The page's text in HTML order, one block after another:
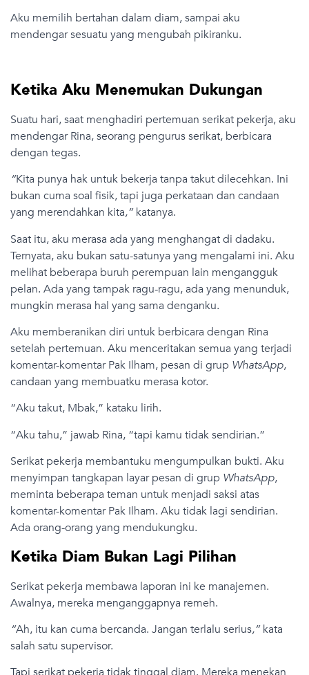
Aku memilih bertahan dalam diam, sampai aku
mendengar sesuatu yang mengubah pikiranku.
Ketika Aku Menemukan Dukungan
Suatu hari, saat menghadiri pertemuan serikat pekerja, aku
mendengar Rina, seorang pengurus serikat, berbicara
dengan tegas.
“Kita punya hak untuk bekerja tanpa takut dilecehkan. Ini
bukan cuma soal fisik, tapi juga perkataan dan candaan
yang merendahkan kita,”katanya.
Saat itu, aku merasa ada yang menghangat di dadaku.
Ternyata, aku bukan satu-satunya yang mengalami ini. Aku
melihat beberapa buruh perempuan lain mengangguk
pelan. Ada yang tampak ragu-ragu, ada yang menunduk,
mungkin merasa hal yang sama denganku.
Aku memberanikan diri untuk berbicara dengan Rina
setelah pertemuan. Aku menceritakan semua yang terjadi
komentar-komentar Pak Ilham, pesan di grup WhatsApp,
candaan yang membuatku merasa kotor.
“Aku takut, Mbak,” kataku lirih.
“Aku tahu,” jawab Rina, “tapi kamu tidak sendirian.”
Serikat pekerja membantuku mengumpulkan bukti. Aku
menyimpan tangkapan layar pesan di grup WhatsApp,
meminta beberapa teman untuk menjadi saksi atas
komentar-komentar Pak Ilham. Aku tidak lagi sendirian.
Ada orang-orang yang mendukungku.
Ketika Diam Bukan Lagi Pilihan
Serikat pekerja membawa laporan ini ke manajemen.
Awalnya, mereka menganggapnya remeh.
“Ah, itu kan cuma bercanda. Jangan terlalu serius,”kata
salah satu supervisor.